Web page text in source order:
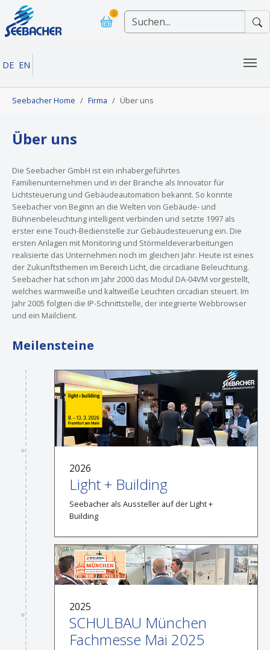
Skip to main navigation
Skip to main content
Skip to page footer
0
DE EN
Seebacher Home Firma Über uns
Über uns
Die Seebacher GmbH ist ein inhabergeführtes
Familienunternehmen und in der Branche als Innovator für
Lichtsteuerung und Gebäudeautomation bekannt. So konnte
Seebacher von Beginn an die Welten von Gebäude- und
Bühnenbeleuchtung intelligent verbinden und setzte 1997 als
erster eine Touch-Bedienstelle zur Gebäudesteuerung ein. Die
ersten Anlagen mit Monitoring und Störmeldeverarbeitungen
realisierte das Unternehmen noch im gleichen Jahr. Heute ist eines
der Zukunftsthemen im Bereich Licht, die circadiane Beleuchtung.
Seebacher hat schon im Jahr 2000 das Modul DA-04VM vorgestellt,
welches warmweiße und kaltweiße Leuchten circadian steuert. Im
Jahr 2005 folgten die IP-Schnittstelle, der integrierte Webbrowser
und ein Mailclient.
Meilensteine
2026
Light + Building
Seebacher als Aussteller auf der Light +
Building
2025
SCHULBAU München
Fachmesse Mai 2025